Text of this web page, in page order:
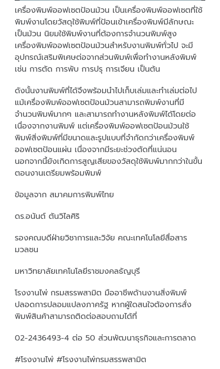
เครื่องพิมพ์ออฟเซตป้อนม้วน เป็นเครื่องพิมพ์ออฟเซตที่ใช้
พิมพ์งานโดยวัสดุใช้พิมพ์ที่ป้อนเข้าเครื่องพิมพ์มีลักษณะ
เป็นม้วน นิยมใช้พิมพ์งานที่ต้องการจำนวนพิมพ์สูง
เครื่องพิมพ์ออฟเซตป้อนม้วนสำหรับงานพิมพ์ทั่วไป จะมี
อุปกรณ์เสริมพิเศษต่อจากส่วนพิมพ์เพื่อทำงานหลังพิมพ์
เช่น การตัด การพับ การปรุ การเจียน เป็นต้น
ดังนั้นงานพิมพ์ที่ได้จึงพร้อมนำไปเก็บเล่มและทำเล่มต่อไป
แม้เครื่องพิมพ์ออฟเซตป้อนม้วนสามารถพิมพ์งานที่มี
จำนวนพิมพ์มากๆ และสามารถทำงานหลังพิมพ์ได้โดยต่อ
เนื่องจากงานพิมพ์ แต่เครื่องพิมพ์ออฟเซตป้อนม้วนใช้
พิมพ์สิ่งพิมพ์ที่มีขนาดและรูปแบบที่จำกัดกว่าเครื่องพิมพ์
ออฟเซตป้อนแผ่น เนื่องจากมีระยะช่วงตัดที่แน่นอน
นอกจากนี้ยังเกิดการสูญเสียของวัสดุใช้พิมพ์มากกว่าในขั้น
ตอนงานเตรียมพร้อมพิมพ์
ข้อมูลจาก สมาคมการพิมพ์ไทย
ดร.อนันต์ ตันวิไลศิริ
รองคณบดีฝ่ายวิชาการและวิจัย คณะเทคโนโลยีสื่อสาร
มวลชน
มหาวิทยาลัยเทคโนโลยีราชมงคลธัญบุรี
โรงงานไพ่ กรมสรรพสามิต มืออาชีพด้านงานสิ่งพิมพ์
ปลอดการปลอมแปลงภาครัฐ หากผู้ใดสนใจต้องการสั่ง
พิมพ์สินค้าสามารถติดต่อสอบถามได้ที่
02-2436493-4 ต่อ 50 ส่วนพัฒนาธุรกิจและการตลาด
#โรงงานไพ่ #โรงงานไพ่กรมสรรพสามิต